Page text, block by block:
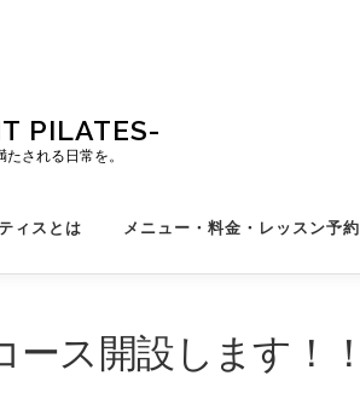
PILATES-
される日常を。
ィスとは メニュー・料金・レッスン予約
ス開設します！！